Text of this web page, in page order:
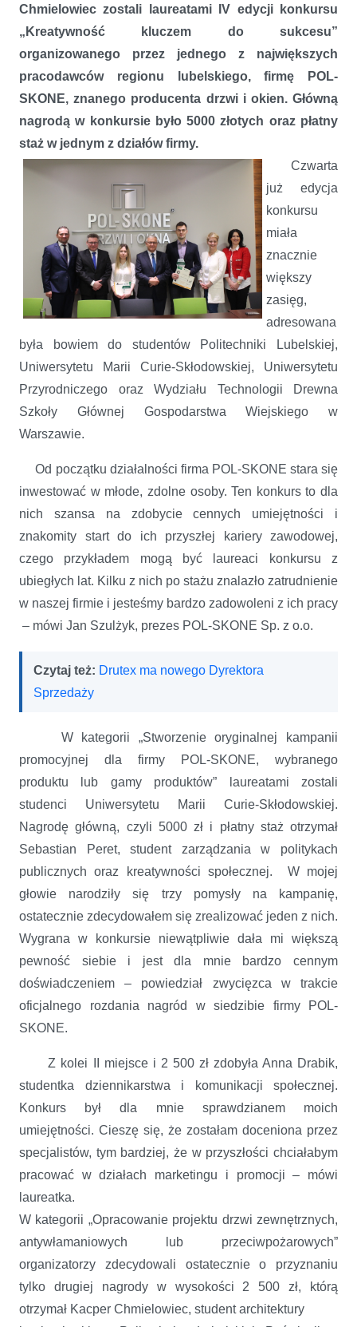
Chmielowiec zostali laureatami IV edycji konkursu
„Kreatywność kluczem do sukcesu”
organizowanego przez jednego z największych
pracodawców regionu lubelskiego, firmę POL-
SKONE, znanego producenta drzwi i okien. Główną
nagrodą w konkursie było 5000 złotych oraz płatny
staż w jednym z działów firmy.
Czwarta
już edycja
konkursu
miała
znacznie
większy
zasięg,
adresowana
była bowiem do studentów Politechniki Lubelskiej,
Uniwersytetu Marii Curie-Skłodowskiej, Uniwersytetu
Przyrodniczego oraz Wydziału Technologii Drewna
Szkoły Głównej Gospodarstwa Wiejskiego w
Warszawie.
Od początku działalności firma POL-SKONE stara się
inwestować w młode, zdolne osoby. Ten konkurs to dla
nich szansa na zdobycie cennych umiejętności i
znakomity start do ich przyszłej kariery zawodowej,
czego przykładem mogą być laureaci konkursu z
ubiegłych lat. Kilku z nich po stażu znalazło zatrudnienie
w naszej firmie i jesteśmy bardzo zadowoleni z ich pracy
– mówi Jan Szulżyk, prezes POL-SKONE Sp. z o.o.
Czytaj też: Drutex ma nowego Dyrektora
Sprzedaży
W kategorii „Stworzenie oryginalnej kampanii
promocyjnej dla firmy POL-SKONE, wybranego
produktu lub gamy produktów” laureatami zostali
studenci Uniwersytetu Marii Curie-Skłodowskiej.
Nagrodę główną, czyli 5000 zł i płatny staż otrzymał
Sebastian Peret, student zarządzania w politykach
publicznych oraz kreatywności społecznej. W mojej
głowie narodziły się trzy pomysły na kampanię,
ostatecznie zdecydowałem się zrealizować jeden z nich.
Wygrana w konkursie niewątpliwie dała mi większą
pewność siebie i jest dla mnie bardzo cennym
doświadczeniem – powiedział zwycięzca w trakcie
oficjalnego rozdania nagród w siedzibie firmy POL-
SKONE.
Z kolei II miejsce i 2 500 zł zdobyła Anna Drabik,
studentka dziennikarstwa i komunikacji społecznej.
Konkurs był dla mnie sprawdzianem moich
umiejętności. Cieszę się, że zostałam doceniona przez
specjalistów, tym bardziej, że w przyszłości chciałabym
pracować w działach marketingu i promocji – mówi
laureatka.
W kategorii „Opracowanie projektu drzwi zewnętrznych,
antywłamaniowych lub przeciwpożarowych”
organizatorzy zdecydowali ostatecznie o przyznaniu
tylko drugiej nagrody w wysokości 2 500 zł, którą
otrzymał Kacper Chmielowiec, student architektury